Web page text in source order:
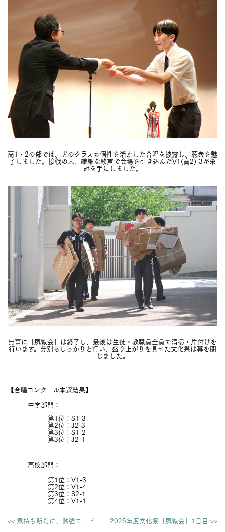
高1・2の部では、どのクラスも個性を活かした合唱を披露し、聴衆を魅
了しました。接戦の末、繊細な歌声で会場を引き込んだV1(高2)-3が栄
冠を手にしました。
無事に「夙覧会」は終了し、最後は生徒・教職員全員で清掃・片付けを
行います。分別もしっかりと行い、盛り上がりを見せた文化祭は幕を閉
じました。
【合唱コンクール本選結果】
中学部門：
第1位：S1-3
第2位：J2-3
第3位：S1-2
第3位：J2-1
高校部門：
第1位：V1-3
第2位：V1-4
第3位：S2-1
第4位：V1-1
<< 気持ち新たに、勉強モード
2025年度文化祭「夙覧会」1日目 >>